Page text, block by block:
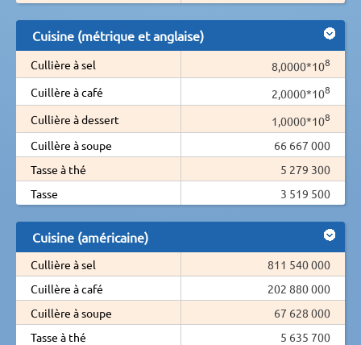
Cuisine (métrique et anglaise)
Cullière à sel 8,0000*108
Cuillère à café 2,0000*108
Cullière à dessert 1,0000*108
Cuillère à soupe
66 667 000
Tasse à thé
5 279 300
Tasse
3 519 500
Cuisine (américaine)
Cullière à sel
811 540 000
Cuillère à café
202 880 000
Cuillère à soupe
67 628 000
Tasse à thé
5 635 700